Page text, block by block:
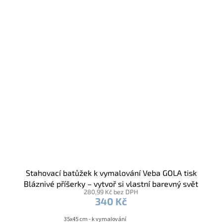
Stahovací batůžek k vymalování Veba GOLA tisk
Bláznivé příšerky – vytvoř si vlastní barevný svět
280,99 Kč bez DPH
340 Kč
35x45 cm - k vymalování